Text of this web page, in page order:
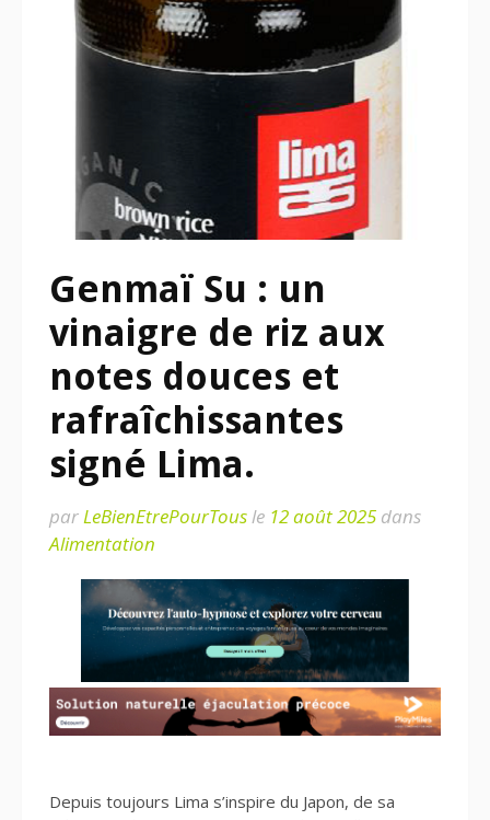
Genmaï Su : un
vinaigre de riz aux
notes douces et
rafraîchissantes
signé Lima.
parLeBienEtrePourTousle 12 août 2025 dans
Alimentation
Depuis toujours Lima s’inspire du Japon, de sa